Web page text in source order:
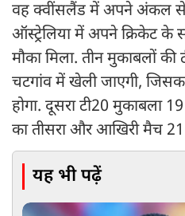
वह क्वींसलैंड में अपने अंकल
ऑस्ट्रेलिया में अपने क्रिकेट के
मौका मिला. तीन मुकाबलों
चटगांव में खेली जाएगी,
होगा. दूसरा टी20 मुकाबला
का तीसरा और आखिरी मैच
यह भी पढ़ें